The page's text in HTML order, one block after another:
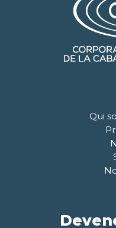
Qui